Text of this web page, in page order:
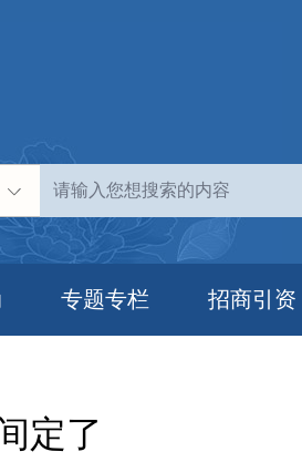
专题专栏 招商引资
定了